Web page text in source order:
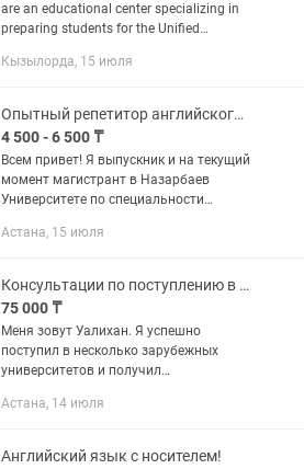
are an educational center specializing in
preparing students for the Unified
provide high-quality education and help...
Кызылорда, 15 июля
Опытный репетитор английского языка/математики/физики/IELTS/dSAT/NUET/TOEFL
4 500 - 6 500 ₸
Всем привет! Я выпускник и на текущий
момент магистрант в Назарбаев
Университете по специальности
Преподаю английский язык,
Астана, 15 июля
Консультации по поступлению в зарубежные университеты
75 000 ₸
Меня зовут Уалихан. Я успешно
поступил в несколько зарубежных
университетов и получил
Мои результаты: ✅ Bilkent University
and...
Астана, 14 июля
Английский язык с носителем!